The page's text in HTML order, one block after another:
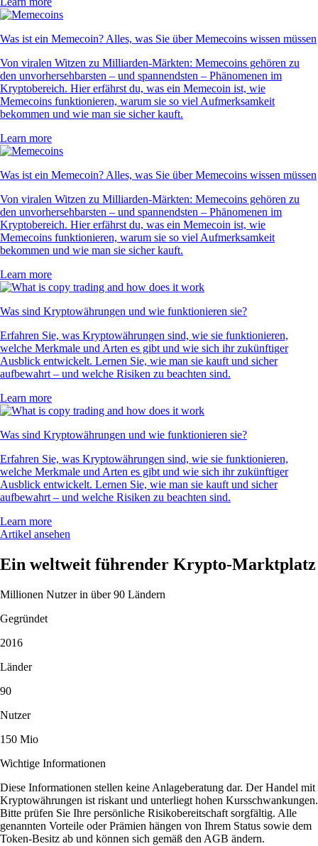
Was ist ein Memecoin? Alles, was Sie über Memecoins wissen müssen
Von viralen Witzen zu Milliarden-Märkten: Memecoins gehören zu
den unvorhersehbarsten – und spannendsten – Phänomenen im
Kryptobereich. Hier erfährst du, was ein Memecoin ist, wie
Memecoins funktionieren, warum sie so viel Aufmerksamkeit
bekommen und wie man sie sicher kauft.
Learn more
Was ist ein Memecoin? Alles, was Sie über Memecoins wissen müssen
Von viralen Witzen zu Milliarden-Märkten: Memecoins gehören zu
den unvorhersehbarsten – und spannendsten – Phänomenen im
Kryptobereich. Hier erfährst du, was ein Memecoin ist, wie
Memecoins funktionieren, warum sie so viel Aufmerksamkeit
bekommen und wie man sie sicher kauft.
Learn more
Was sind Kryptowährungen und wie funktionieren sie?
Erfahren Sie, was Kryptowährungen sind, wie sie funktionieren,
welche Merkmale und Arten es gibt und wie sich ihr zukünftiger
Ausblick entwickelt. Lernen Sie, wie man sie kauft und sicher
aufbewahrt – und welche Risiken zu beachten sind.
Learn more
Was sind Kryptowährungen und wie funktionieren sie?
Erfahren Sie, was Kryptowährungen sind, wie sie funktionieren,
welche Merkmale und Arten es gibt und wie sich ihr zukünftiger
Ausblick entwickelt. Lernen Sie, wie man sie kauft und sicher
aufbewahrt – und welche Risiken zu beachten sind.
Learn more
Artikel ansehen
Ein weltweit führender Krypto-Marktplatz
Millionen Nutzer in über 90 Ländern
Gegründet
2016
Länder
90
Nutzer
150 Mio
Wichtige Informationen
Diese Informationen stellen keine Anlageberatung dar. Der Handel mit
Kryptowährungen ist riskant und unterliegt hohen Kursschwankungen.
Bitte prüfen Sie Ihre persönliche Risikobereitschaft sorgfältig. Alle
genannten Vorteile oder Prämien hängen von Ihrem Status sowie dem
Token-Besitz ab und können sich gemäß den AGB ändern.